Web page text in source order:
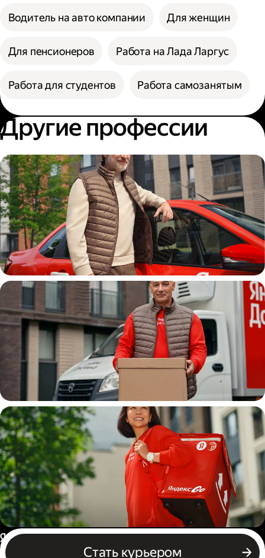
Водитель на авто компании Для женщин
Для пенсионеров Работа на Лада Ларгус
Работа для студентов Работа самозанятым
Другие профессии
Автокурьер
Водитель
грузовой машины
Пеший курьер
Стать курьером
Россия